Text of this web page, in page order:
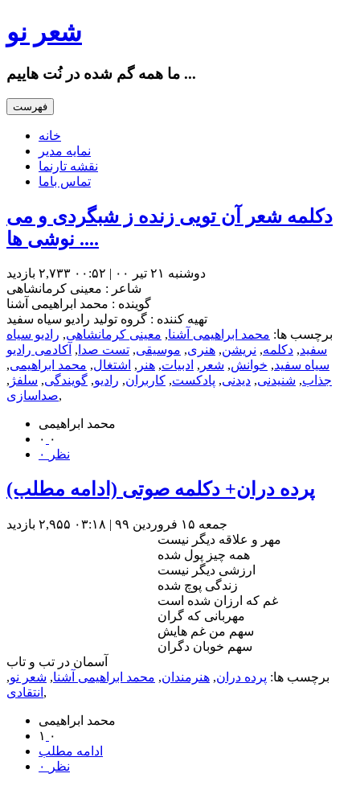
شعر نو
ما همه گم شده در نُت هاییم ...
فهرست
خانه
نمایه مدیر
نقشه تارنما
تماس باما
دکلمه شعر آن تویی زنده ز شبگردی و می
نوشی ها ....
دوشنبه ۲۱ تیر ۰۰ | ۰۰:۵۲
۲,۷۳۳ بازديد
شاعر : معینی کرمانشاهی
گوینده : محمد ابراهیمی آشنا
تهیه کننده : گروه تولید رادیو سیاه سفید
برچسب ها: محمد ابراهیمی آشنا, معینی کرمانشاهی, رادیو سیاه
سفید, دکلمه, نریشن, هنری, موسیقی, تست صدا , آکادمی رادیو
سیاه سفید, خوانش, شعر , ادبیات, هنر , اشتغال, محمد ابراهیمی,
جذاب, شنیدنی, دیدنی, پادکست, کاربران, رادیو, گویندگی, سلفژ ,
صداسازی,
محمد ابراهیمی
۰ ۰
۰ نظر
پرده دران+ دکلمه صوتی (ادامه مطلب)
جمعه ۱۵ فروردین ۹۹ | ۰۳:۱۸
۲,۹۵۵ بازديد
مهر و علاقه دیگر نیست
همه چیز پول شده
ارزشی دیگر نیست
زندگی پوچ شده
غم که ارزان شده است
مهربانی که گران
سهم من غم هایش
سهم خوبان دگران
آسمان در تب و تاب
برچسب ها: پرده دران, هنرمندان, محمد ابراهیمی آشنا, شعر نو,
انتقادی ,
محمد ابراهیمی
۱ ۰
ادامه مطلب
۰ نظر